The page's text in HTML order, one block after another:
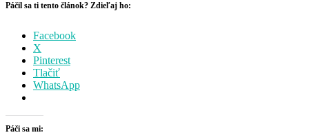
Páčil sa ti tento článok? Zdieľaj ho:
Facebook
X
Pinterest
Tlačiť
WhatsApp
Páči sa mi: